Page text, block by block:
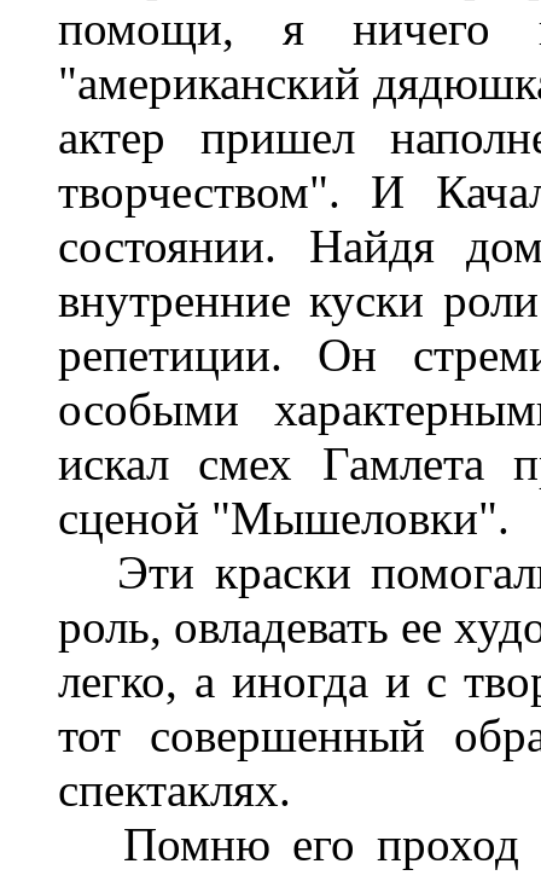
помощи, я
"американский
актер пришел
творчеством". И
состоянии. Найдя
внутренние куски
репетиции. Он
особыми
искал смех Гамлета
сценой "Мышеловки".
Эти краски
роль, овладевать ее
легко, а иногда и с
тот совершенный
спектаклях.
Помню его проход